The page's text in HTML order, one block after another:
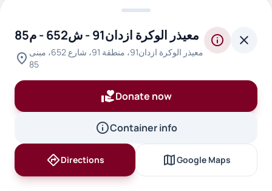
معيذر الوكرة ازدان91 - ش652 - م85
location_on معيذر الوكرة ازدان91، منطقة 91، شارع 652، مبنى
85
info close
volunteer_activismDonate now
infoContainer info
directionsDirections mapGoogle Maps